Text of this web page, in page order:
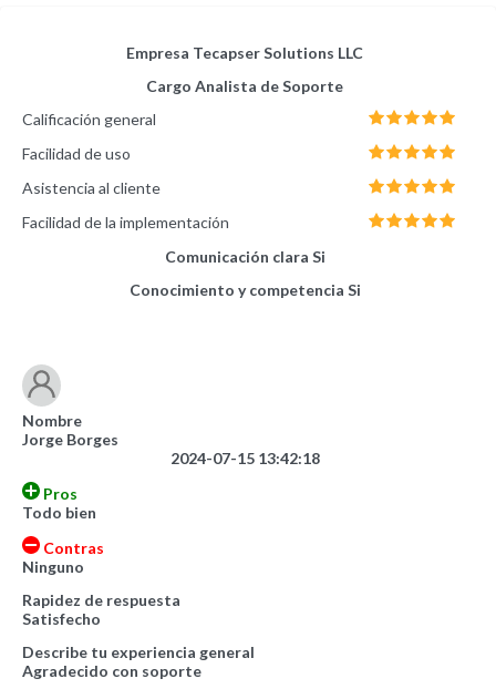
Empresa Tecapser Solutions LLC
Cargo Analista de Soporte
Calificación general
Facilidad de uso
Asistencia al cliente
Facilidad de la implementación
Comunicación clara Si
Conocimiento y competencia Si
Nombre
Jorge Borges
2024-07-15 13:42:18
Pros
Todo bien
Contras
Ninguno
Rapidez de respuesta
Satisfecho
Describe tu experiencia general
Agradecido con soporte